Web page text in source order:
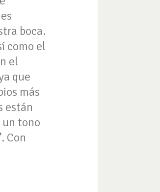
boca.
como el
el
que
más
están
un tono
. Con